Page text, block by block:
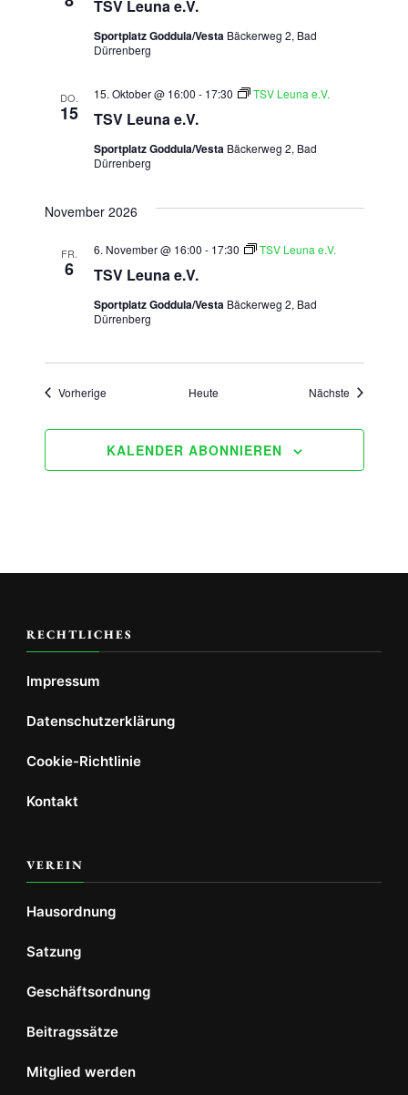
TSV Leuna e.V.
Sportplatz Goddula/Vesta Bäckerweg 2, Bad
Dürrenberg
DO.
15 TSV Leuna e.V.
15. Oktober @ 16:00 - 17:30 TSV Leuna e.V.
Sportplatz Goddula/Vesta Bäckerweg 2, Bad
Dürrenberg
November 2026
FR.
6 TSV Leuna e.V.
6. November @ 16:00 - 17:30 TSV Leuna e.V.
Sportplatz Goddula/Vesta Bäckerweg 2, Bad
Dürrenberg
VorherigeVeranstaltungen Heute Nächste
KALENDER ABONNIEREN
RECHTLICHES
Impressum
Datenschutzerklärung
Cookie-Richtlinie
Kontakt
VEREIN
Hausordnung
Satzung
Geschäftsordnung
Beitragssätze
Mitglied werden